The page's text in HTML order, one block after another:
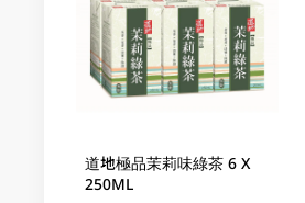
道地極品茉莉味綠茶 6 X
250ML